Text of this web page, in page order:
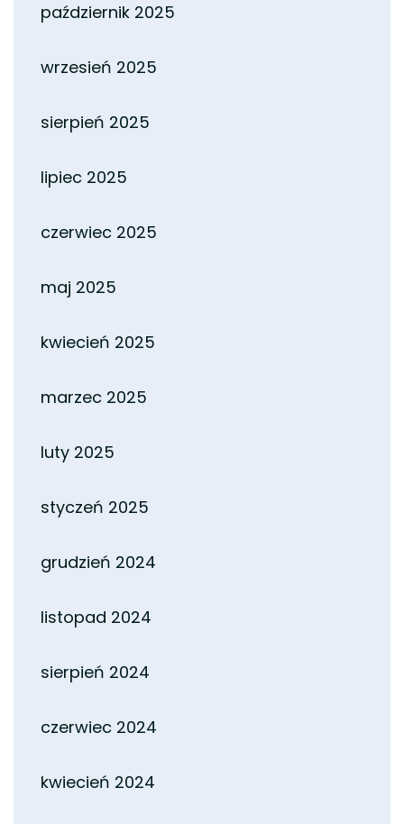
październik 2025
wrzesień 2025
sierpień 2025
lipiec 2025
czerwiec 2025
maj 2025
kwiecień 2025
marzec 2025
luty 2025
styczeń 2025
grudzień 2024
listopad 2024
sierpień 2024
czerwiec 2024
kwiecień 2024